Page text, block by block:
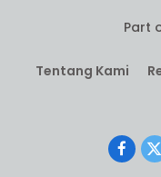
Part
Tentang Kami
X